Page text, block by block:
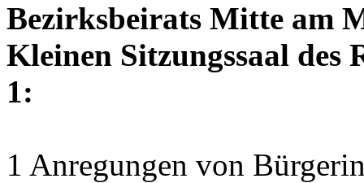
Bezirksbeirats Mitte am
Kleinen Sitzungssaal des
1:
1 Anregungen von